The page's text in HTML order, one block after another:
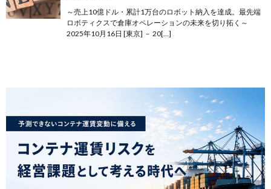
～売上10億ドル・累計1万台のロボット納入を達成。最先端
ロボティクスで倉庫オペレーションの未来を切り拓く～
2025年10月16日 [東京] － 20[…]